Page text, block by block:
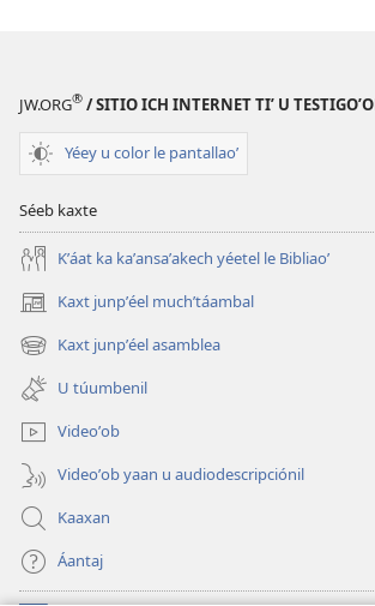
JW.ORG® / SITIO ICH INTERNET TIʼ U
Yéey u color le pantallaoʼ
Séeb kaxte
Kʼáat ka kaʼansaʼakech yéetel le Bibliaoʼ
Kaxt junpʼéel muchʼtáambal
(opens
new
window)
Kaxt junpʼéel asamblea
(opens
new
window)
U túumbenil
Videoʼob
Videoʼob yaan u audiodescripciónil
Kaaxan
Áantaj